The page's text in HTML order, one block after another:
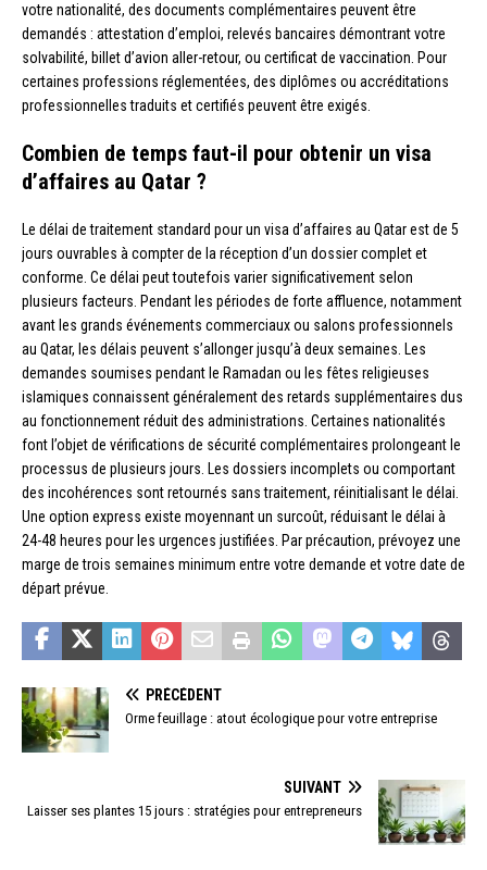
votre nationalité, des documents complémentaires peuvent être
demandés : attestation d’emploi, relevés bancaires démontrant votre
solvabilité, billet d’avion aller-retour, ou certificat de vaccination. Pour
certaines professions réglementées, des diplômes ou accréditations
professionnelles traduits et certifiés peuvent être exigés.
Combien de temps faut-il pour obtenir un visa
d’affaires au Qatar ?
Le délai de traitement standard pour un visa d’affaires au Qatar est de 5
jours ouvrables à compter de la réception d’un dossier complet et
conforme. Ce délai peut toutefois varier significativement selon
plusieurs facteurs. Pendant les périodes de forte affluence, notamment
avant les grands événements commerciaux ou salons professionnels
au Qatar, les délais peuvent s’allonger jusqu’à deux semaines. Les
demandes soumises pendant le Ramadan ou les fêtes religieuses
islamiques connaissent généralement des retards supplémentaires dus
au fonctionnement réduit des administrations. Certaines nationalités
font l’objet de vérifications de sécurité complémentaires prolongeant le
processus de plusieurs jours. Les dossiers incomplets ou comportant
des incohérences sont retournés sans traitement, réinitialisant le délai.
Une option express existe moyennant un surcoût, réduisant le délai à
24-48 heures pour les urgences justifiées. Par précaution, prévoyez une
marge de trois semaines minimum entre votre demande et votre date de
départ prévue.
PRÉCÉDENT
Orme feuillage : atout écologique pour votre entreprise
SUIVANT
Laisser ses plantes 15 jours : stratégies pour entrepreneurs